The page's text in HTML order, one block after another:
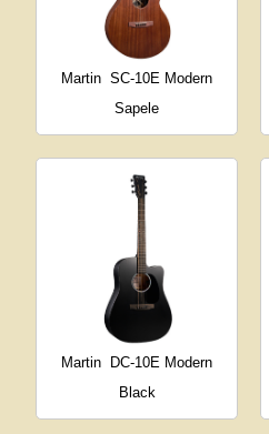
Martin SC-10E Modern
Sapele
Martin
DC-10E Modern
Black